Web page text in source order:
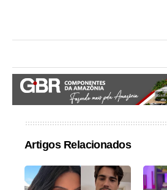
Artigos Relacionados